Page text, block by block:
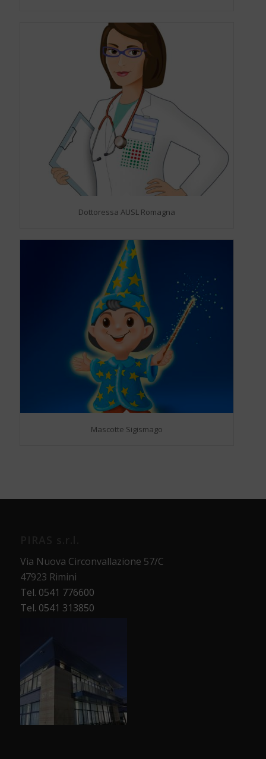
Dottoressa AUSL Romagna
Mascotte Sigismago
Via Nuova Circonvallazione 57/C
47923 Rimini
Tel. 0541 776600
Tel. 0541 313850